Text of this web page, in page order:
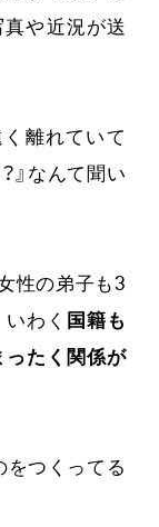
真や近況が送
く離れていて
』なんて聞い
性の弟子も3
わく
国籍も
ったく関係が
をつくってる